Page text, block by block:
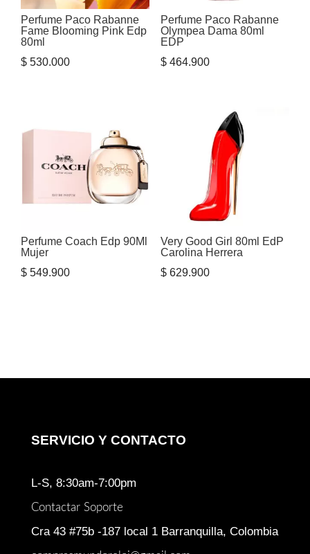
Perfume Paco Rabanne
Fame Blooming Pink Edp
80ml
$ 530.000
Perfume Paco Rabanne
Olympea Dama 80ml
EDP
$464.900
Perfume Coach Edp 90Ml
Mujer
$ 549.900
Very Good Girl 80ml EdP
Carolina Herrera
$629.900
SERVICIO Y CONTACTO
L-S, 8:30am-7:00pm
Contactar Soporte
Cra 43 #75b -187 local 1 Barranquilla, Colombia